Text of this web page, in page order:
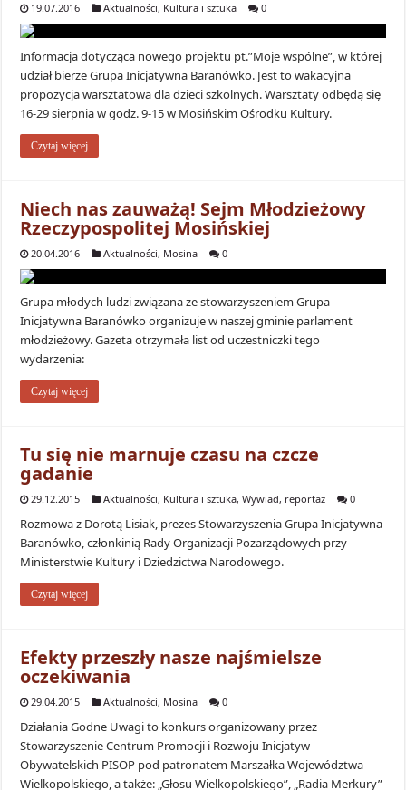
19.07.2016 Aktualności, Kultura i sztuka 0
Informacja dotycząca nowego projektu pt.”Moje wspólne”, w której
udział bierze Grupa Inicjatywna Baranówko. Jest to wakacyjna
propozycja warsztatowa dla dzieci szkolnych. Warsztaty odbędą się
16-29 sierpnia w godz. 9-15 w Mosińskim Ośrodku Kultury.
Czytaj więcej
Niech nas zauważą! Sejm Młodzieżowy
Rzeczypospolitej Mosińskiej
20.04.2016 Aktualności, Mosina 0
Grupa młodych ludzi związana ze stowarzyszeniem Grupa
Inicjatywna Baranówko organizuje w naszej gminie parlament
młodzieżowy. Gazeta otrzymała list od uczestniczki tego
wydarzenia:
Czytaj więcej
Tu się nie marnuje czasu na czcze
gadanie
29.12.2015 Aktualności, Kultura i sztuka,Wywiad, reportaż 0
Rozmowa z Dorotą Lisiak, prezes Stowarzyszenia Grupa Inicjatywna
Baranówko, członkinią Rady Organizacji Pozarządowych przy
Ministerstwie Kultury i Dziedzictwa Narodowego.
Czytaj więcej
Efekty przeszły nasze najśmielsze
oczekiwania
29.04.2015 Aktualności, Mosina 0
Działania Godne Uwagi to konkurs organizowany przez
Stowarzyszenie Centrum Promocji i Rozwoju Inicjatyw
Obywatelskich PISOP pod patronatem Marszałka Województwa
Wielkopolskiego, a także: „Głosu Wielkopolskiego”, „Radia Merkury”